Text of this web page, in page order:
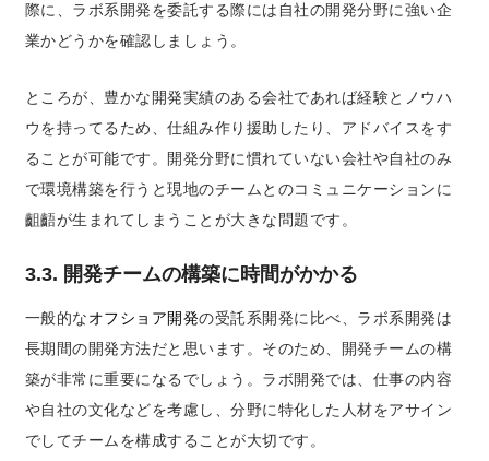
際に、ラボ系開発を委託する際には自社の開発分野に強い企
業かどうかを確認しましょう。
ところが、豊かな開発実績のある会社であれば経験とノウハ
ウを持ってるため、仕組み作り援助したり、アドバイスをす
ることが可能です。開発分野に慣れていない会社や自社のみ
で環境構築を行うと現地のチームとのコミュニケーションに
齟齬が生まれてしまうことが大きな問題です。
3.3. 開発チームの構築に時間がかかる
一般的なオフショア開発の受託系開発に比べ、ラボ系開発は
長期間の開発方法だと思います。そのため、開発チームの構
築が非常に重要になるでしょう。ラボ開発では、仕事の内容
や自社の文化などを考慮し、分野に特化した人材をアサイン
でしてチームを構成することが大切です。